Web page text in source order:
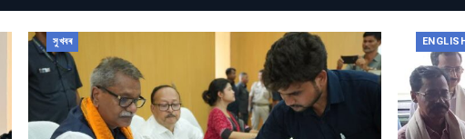
সুখবৰ